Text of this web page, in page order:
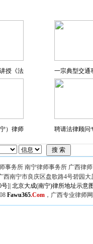
授《法
）律师
一宗典型交通
聘请法律顾问
事务所 南宁律师事务所 广西律
西南宁市良庆区盘歌路4号碧园
号]| 北京大成(南宁)律所地址示意
Fawu365.Com，广西专业律师